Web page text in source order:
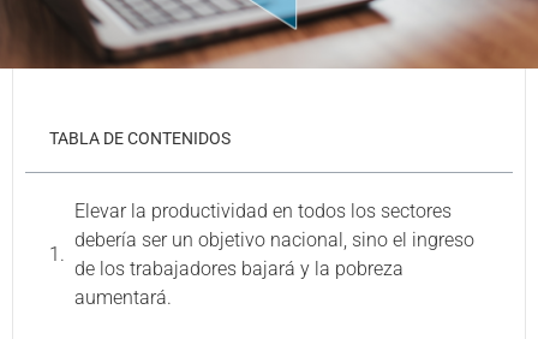
TABLA DE CONTENIDOS
Elevar la productividad en todos los sectores
debería ser un objetivo nacional, sino el ingreso
de los trabajadores bajará y la pobreza
aumentará.